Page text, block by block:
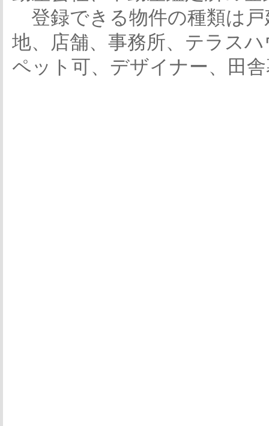
登録できる物件の種類は
地、店舗、事務所、テラス
ペット可、デザイナー、田